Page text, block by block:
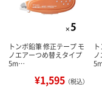
トンボ鉛筆 修正テープ モ
ノエアーつめ替えタイプ
5m…
¥1,595 （税込）